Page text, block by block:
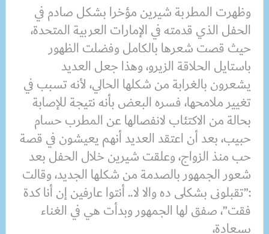
وظهرت المطربة شيرين مؤخرا بشكل صادم في
الحفل الذي قدمته في الإمارات العربية المتحدة،
حيث قصت شعرها بالكامل وفضلت الظهور
باستايل الحلاقة الزيرو، وهذا جعل العديد
يشعرون بالغرابة من شكلها الحالي، لأنه تسبب في
تغيير ملامحها، فسره البعض بأنه نتيجة للإصابة
بحالة من الاكتئاب لانفصالها عن المطرب حسام
حبيب، بعد أن اعتقد العديد أنهم يعيشون في قصة
حب منذ الزواج، وعلقت شيرين خلال الحفل بعد
شعور الجمهور بالصدمة من شكلها الجديد، وقالت
:”تقبلونى بشكلى ده والا لا.. أنتوا عارفين إن أنا كدة
فقت”، صفق لها الجمهور وبدأت هي في الغناء
بسعادة،